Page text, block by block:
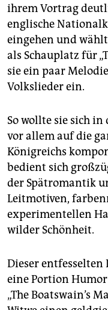
ihrem Vortrag
englische
eingehen und
als Schauplatz für
sie ein paar
Volkslieder ein.
So wollte sie sich
vor allem auf die
Königreichs
bedient sich
der Spätromantik
Leitmotiven,
experimentellen
wilder Schönheit.
Dieser entfesselten
eine Portion
„The Boatswain’s